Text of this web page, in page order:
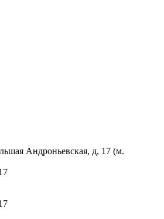
Андроньевская, д, 17 (м.